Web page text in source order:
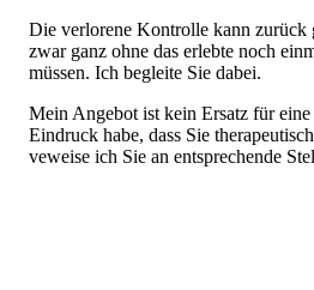
Die verlorene Kontrolle kann zurück
zwar ganz ohne das erlebte noch
müssen. Ich begleite Sie dabei.
Mein Angebot ist kein Ersatz für
Eindruck habe, dass Sie
veweise ich Sie an entsprechende